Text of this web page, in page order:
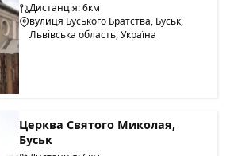
Дистанція: 6км
вулиця Буського Братства, Буськ,
Львівська область, Україна
Церква Святого Миколая,
Буськ